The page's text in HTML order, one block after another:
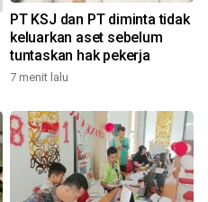
PT KSJ dan PT diminta tidak
keluarkan aset sebelum
tuntaskan hak pekerja
7 menit lalu